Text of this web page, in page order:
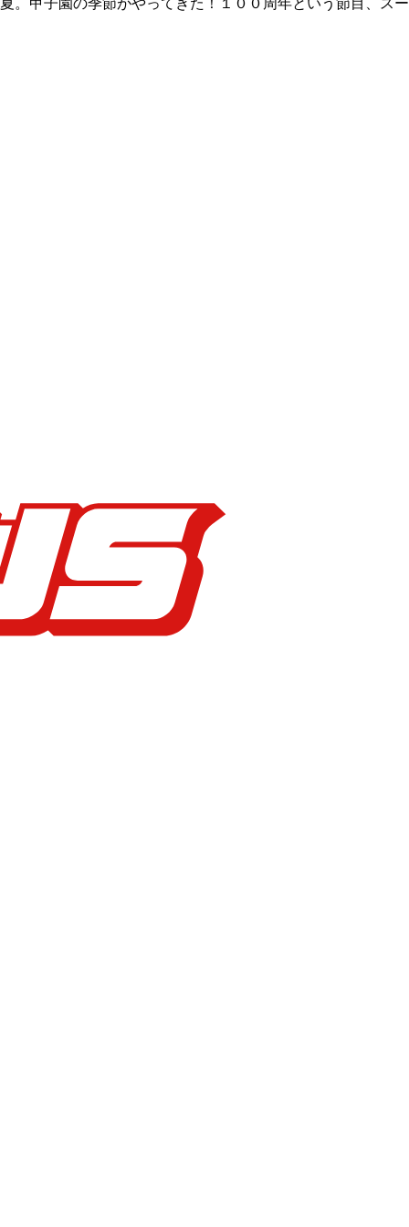
。甲子園の季節がやってきた！１００周年という節目、スー